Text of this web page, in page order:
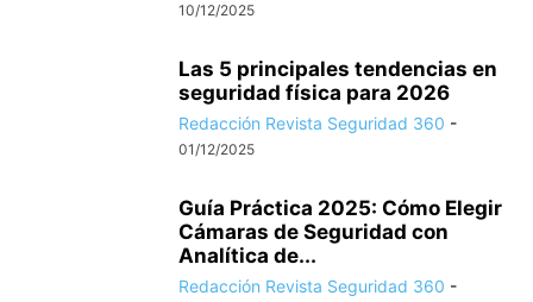
10/12/2025
Las 5 principales tendencias en
seguridad física para 2026
Redacción Revista Seguridad 360 -
01/12/2025
Guía Práctica 2025: Cómo Elegir
Cámaras de Seguridad con
Analítica de...
Redacción Revista Seguridad 360 -